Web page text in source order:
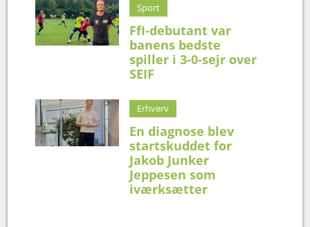
Sport
FfI-debutant var
banens bedste
spiller i 3-0-sejr over
SEIF
Erhverv
En diagnose blev
startskuddet for
Jakob Junker
Jeppesen som
iværksætter